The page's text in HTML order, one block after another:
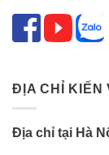
ĐỊA CHỈ KIẾN
Địa chỉ tại Hà